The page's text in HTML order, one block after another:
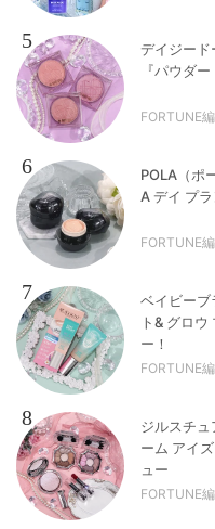
5
デイジー
『パウダ
FORTUNE
6
POLA（ポ
A デイ プ
FORTUNE
7
ベイビーブ
ト& グロ
ー！
FORTUNE
8
ジルスチ
ーム アイ
ュー
FORTUNE